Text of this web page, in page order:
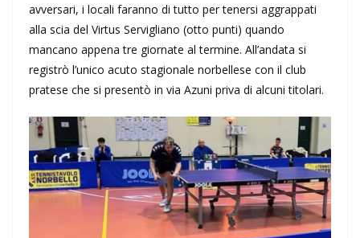
avversari, i locali faranno di tutto per tenersi aggrappati
alla scia del Virtus Servigliano (otto punti) quando
mancano appena tre giornate al termine. All’andata si
registrò l’unico acuto stagionale norbellese con il club
pratese che si presentò in via Azuni priva di alcuni titolari.